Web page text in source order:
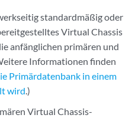
standardmäßig oder
Virtual Chassis
anfänglichen primären und
Informationen finden
Primärdatenbank in einem
wird.)
Virtual Chassis-